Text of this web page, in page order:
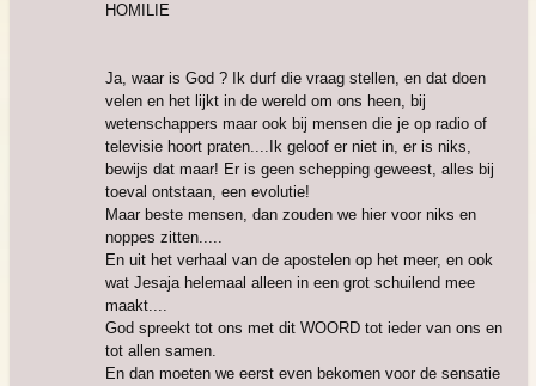
HOMILIE
Ja, waar is God ? Ik durf die vraag stellen, en dat doen
velen en het lijkt in de wereld om ons heen, bij
wetenschappers maar ook bij mensen die je op radio of
televisie hoort praten....Ik geloof er niet in, er is niks,
bewijs dat maar! Er is geen schepping geweest, alles bij
toeval ontstaan, een evolutie!
Maar beste mensen, dan zouden we hier voor niks en
noppes zitten.....
En uit het verhaal van de apostelen op het meer, en ook
wat Jesaja helemaal alleen in een grot schuilend mee
maakt....
God spreekt tot ons met dit WOORD tot ieder van ons en
tot allen samen.
En dan moeten we eerst even bekomen voor de sensatie